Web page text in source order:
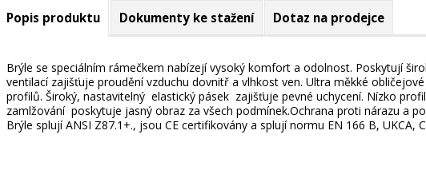
Popis produktu Dokumenty ke stažení Dotaz na prodejce
Brýle se speciálním rámečkem nabízejí vysoký komfort a odolnost. Poskytují
ventilací zajišťuje proudění vzduchu dovnitř a vlhkost ven. Ultra měkké
profilů. Široký, nastavitelný elastický pásek zajišťuje pevné uchycení. Nízko
zamlžování poskytuje jasný obraz za všech podmínek.Ochrana proti nárazu a
Brýle splují ANSI Z87.1+., jsou CE certifikovány a splují normu EN 166 B, UKCA,